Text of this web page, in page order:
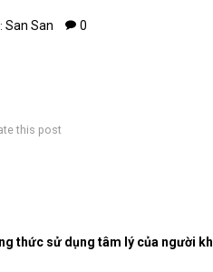
San San 0
this post
thức sử dụng tâm lý của người